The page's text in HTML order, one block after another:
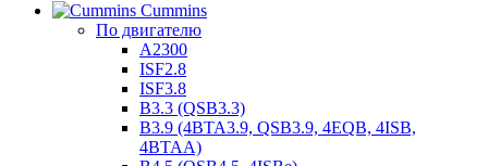
Cummins
По двигателю
A2300
ISF2.8
ISF3.8
B3.3 (QSB3.3)
B3.9 (4BTA3.9, QSB3.9, 4EQB, 4ISB,
4BTAA)